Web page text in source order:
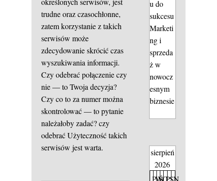
trudne oraz czasochłonne,
zatem korzystanie z takich
serwisów może
zdecydowanie skrócić czas
wyszukiwania informacji.
Czy odebrać połączenie czy
nie — to Twoja decyzja?
Czy co to za numer można
skontrolować — to pytanie
należałoby zadać?czy
odebraćUżyteczność takich
serwisów jest warta.
u do
sukcesu
Marketi
ng i
sprzeda
ż w
nowocz
esnym
biznesie
sierpień
2026
PW
ŚCPSN